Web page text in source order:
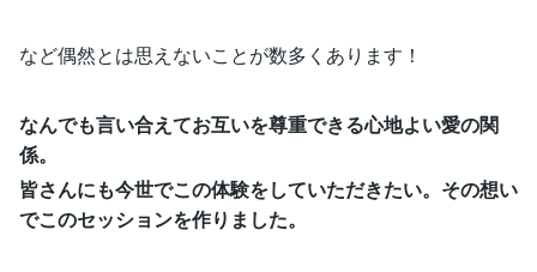
など偶然とは思えないことが数多くあります！
なんでも言い合えてお互いを尊重できる心地よい愛の関
係。
皆さんにも今世でこの体験をしていただきたい。その想い
でこのセッションを作りました。